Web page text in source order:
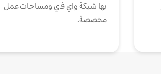
بها شبكة واي فاي ومساحات عمل
مخصصة.